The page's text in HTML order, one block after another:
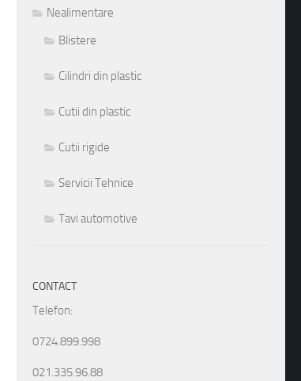
Nealimentare
Blistere
Cilindri din plastic
Cutii din plastic
Cutii rigide
Servicii Tehnice
Tavi automotive
CONTACT
Telefon:
0724.899.998
021.335.96.88